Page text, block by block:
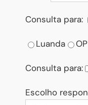
Consulta para:
Luanda
Consulta para:
Escolho